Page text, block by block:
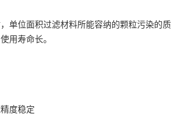
单位面积过滤材料所能容纳的颗粒污染的质
用寿命长。
度稳定